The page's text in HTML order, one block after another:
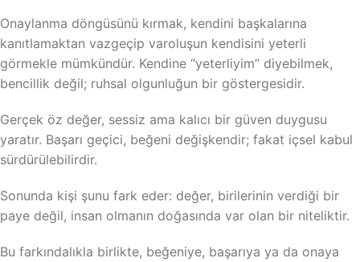
Onaylanma döngüsünü kırmak, kendini başkalarına
kanıtlamaktan vazgeçip varoluşun kendisini yeterli
görmekle mümkündür. Kendine “yeterliyim” diyebilmek,
bencillik değil; ruhsal olgunluğun bir göstergesidir.
Gerçek öz değer, sessiz ama kalıcı bir güven duygusu
yaratır. Başarı geçici, beğeni değişkendir; fakat içsel kabul
sürdürülebilirdir.
Sonunda kişi şunu fark eder: değer, birilerinin verdiği bir
paye değil, insan olmanın doğasında var olan bir niteliktir.
Bu farkındalıkla birlikte, beğeniye, başarıya ya da onaya